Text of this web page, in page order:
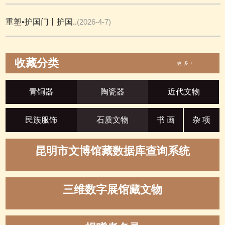
重塑•护国门丨护国..(2026-4-7)
收藏分类 更 多 +
青铜器 陶瓷器 近代文物
民族服饰 石质文物 书 画 杂 项
昆明市文博馆藏数据库查询系统
三维数字展馆藏文物